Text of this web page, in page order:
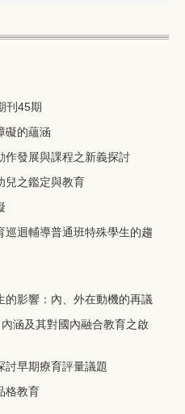
刊45期
礙的蘊涵
作發展與課程之新義探討
兒之鑑定與教育
迴輔導普通班特殊學生的趨
影響：內、外在動機的再議
涵及其對國內融合教育之啟
討早期療育評量議題
格教育